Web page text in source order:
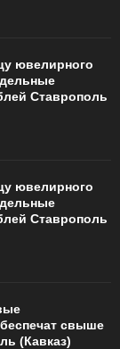
ювелирного
Ставрополь
ювелирного
Ставрополь
свыше
(Кавказ)